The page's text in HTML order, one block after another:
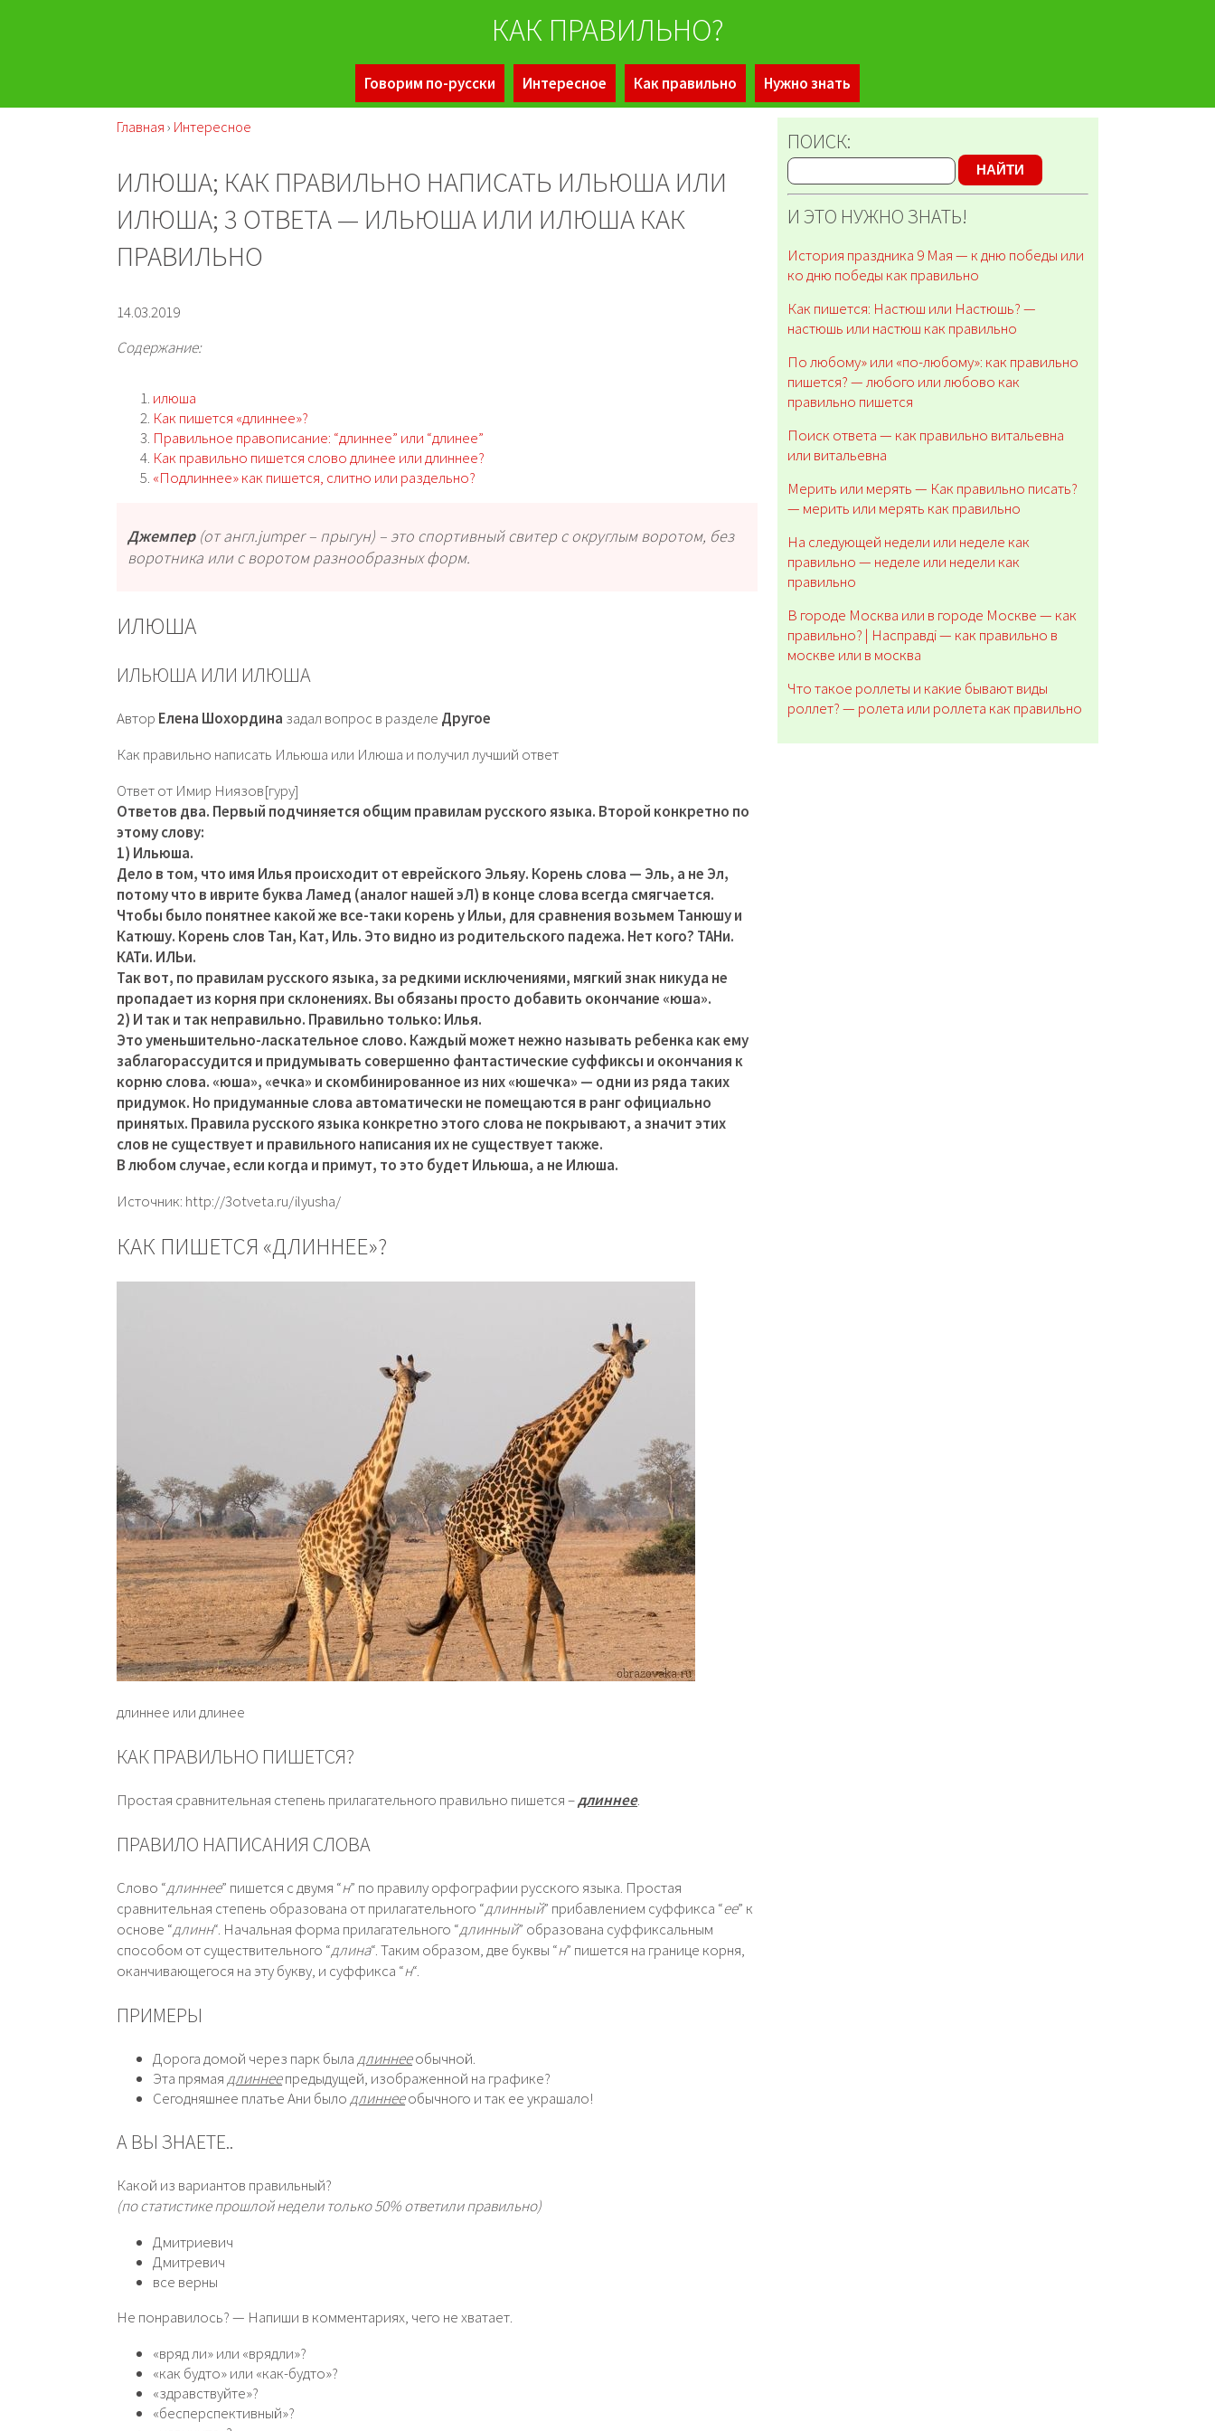
КАК ПРАВИЛЬНО?
Говорим по-русски Интересное Как правильно Нужно знать
Главная › Интересное
ИЛЮША; КАК ПРАВИЛЬНО НАПИСАТЬ ИЛЬЮША ИЛИ
ИЛЮША; 3 ОТВЕТА — ИЛЬЮША ИЛИ ИЛЮША КАК
ПРАВИЛЬНО
14.03.2019
Содержание:
илюша
Как пишется «длиннее»?
Правильное правописание: “длиннее” или “длинее”
Как правильно пишется слово длинее или длиннее?
«Подлиннее» как пишется, слитно или раздельно?
Джемпер(от англ.jumper – прыгун) – это спортивный свитер с округлым воротом, без
воротника или с воротом разнообразных форм.
ИЛЮША
ИЛЬЮША ИЛИ ИЛЮША
Автор Елена Шохордина задал вопрос в разделе Другое
Как правильно написать Ильюша или Илюша и получил лучший ответ
Ответ от Имир Ниязов[гуру]
Ответов два. Первый подчиняется общим правилам русского языка. Второй конкретно по
этому слову:
1) Ильюша.
Дело в том, что имя Илья происходит от еврейского Эльяу. Корень слова — Эль, а не Эл,
потому что в иврите буква Ламед (аналог нашей эЛ) в конце слова всегда смягчается.
Чтобы было понятнее какой же все-таки корень у Ильи, для сравнения возьмем Танюшу и
Катюшу. Корень слов Тан, Кат, Иль. Это видно из родительского падежа. Нет кого? ТАНи.
КАТи. ИЛЬи.
Так вот, по правилам русского языка, за редкими исключениями, мягкий знак никуда не
пропадает из корня при склонениях. Вы обязаны просто добавить окончание «юша».
2) И так и так неправильно. Правильно только: Илья.
Это уменьшительно-ласкательное слово. Каждый может нежно называть ребенка как ему
заблагорассудится и придумывать совершенно фантастические суффиксы и окончания к
корню слова. «юша», «ечка» и скомбинированное из них «юшечка» — одни из ряда таких
придумок. Но придуманные слова автоматически не помещаются в ранг официально
принятых. Правила русского языка конкретно этого слова не покрывают, а значит этих
слов не существует и правильного написания их не существует также.
В любом случае, если когда и примут, то это будет Ильюша, а не Илюша.
Источник: http://3otveta.ru/ilyusha/
КАК ПИШЕТСЯ «ДЛИННЕЕ»?
длиннее или длинее
КАК ПРАВИЛЬНО ПИШЕТСЯ?
Простая сравнительная степень прилагательного правильно пишется –длиннее.
ПРАВИЛО НАПИСАНИЯ СЛОВА
Слово “длиннее” пишется с двумя “н” по правилу орфографии русского языка. Простая
сравнительная степень образована от прилагательного “длинный” прибавлением суффикса “ее” к
основе “длинн“. Начальная форма прилагательного “длинный” образована суффиксальным
способом от существительного “длина“. Таким образом, две буквы “н” пишется на границе корня,
оканчивающегося на эту букву, и суффикса “н“.
ПРИМЕРЫ
Дорога домой через парк быладлиннееобычной.
Эта прямаядлиннеепредыдущей, изображенной на графике?
Сегодняшнее платье Ани былодлиннееобычного и так ее украшало!
А ВЫ ЗНАЕТЕ..
Какой из вариантов правильный?
(по статистике прошлой недели только 50% ответили правильно)
Дмитриевич
Дмитревич
все верны
Не понравилось? — Напиши в комментариях, чего не хватает.
«вряд ли» или «врядли»?
«как будто» или «как-будто»?
«здравствуйте»?
«бесперспективный»?
ПОИСК:
НАЙТИ
И ЭТО НУЖНО ЗНАТЬ!
История праздника 9 Мая — к дню победы или
ко дню победы как правильно
Как пишется: Настюш или Настюшь? —
настюшь или настюш как правильно
По любому» или «по-любому»: как правильно
пишется? — любого или любово как
правильно пишется
Поиск ответа — как правильно витальевна
или витальевна
Мерить или мерять — Как правильно писать?
— мерить или мерять как правильно
На следующей недели или неделе как
правильно — неделе или недели как
правильно
В городе Москва или в городе Москве — как
правильно? | Насправдi — как правильно в
москве или в москва
Что такое роллеты и какие бывают виды
роллет? — ролета или роллета как правильно